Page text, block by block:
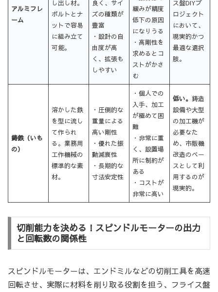
アルミフレ
ーム
し出し材。
ボルトとナ
ットで容易
に組み立て
可能。
良く、サイ
ズの種類が
豊富
・設計の自
由度が高
く、拡張も
しやすい
緩みが精度
低下の原因
になりうる
・高剛性を
求めるとコ
ストがかさ
む
ス盤DIYプ
ロジェクト
において、
現実的かつ
最適な選択
肢。
鋳鉄（いも
の）
溶かした鉄
を型に流し
て作られ
る。業務用
工作機械の
標準的な素
材。
・圧倒的な
重量による
高い剛性
・優れた振
動減衰性
・長期的な
寸法安定性
・個人での
入手、加工
が極めて困
難
・非常に重
く、設置場
所に制約が
ある
・コストが
非常に高い
低い。 鋳造
設備や大型
の加工機が
必要なた
め、市販機
改造のベー
スとして利
用するのが
現実的。
切削能力を決める！スピンドルモーターの出力
と回転数の関係性
スピンドルモーターは、エンドミルなどの切削工具を高速
回転させ、実際に材料を削り取る役割を担う、フライス盤